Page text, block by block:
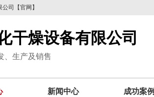
司【官网】
干燥设备有限公司
生产及销售
新闻中心 成功案例